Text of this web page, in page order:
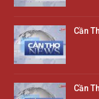
Cần
Cần